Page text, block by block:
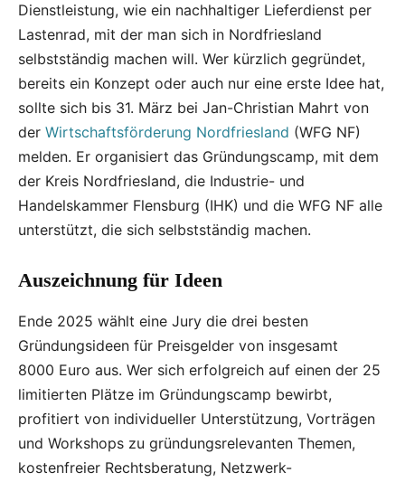
Dienstleistung, wie ein nachhaltiger Lieferdienst per
Lastenrad, mit der man sich in Nordfriesland
selbstständig machen will. Wer kürzlich gegründet,
bereits ein Konzept oder auch nur eine erste Idee hat,
sollte sich bis 31. März bei Jan-Christian Mahrt von
der Wirtschaftsförderung Nordfriesland (WFG NF)
melden. Er organisiert das Gründungscamp, mit dem
der Kreis Nordfriesland, die Industrie- und
Handelskammer Flensburg (IHK) und die WFG NF alle
unterstützt, die sich selbstständig machen.
Auszeichnung für Ideen
Ende 2025 wählt eine Jury die drei besten
Gründungsideen für Preisgelder von insgesamt
8000 Euro aus. Wer sich erfolgreich auf einen der 25
limitierten Plätze im Gründungscamp bewirbt,
profitiert von individueller Unterstützung, Vorträgen
und Workshops zu gründungsrelevanten Themen,
kostenfreier Rechtsberatung, Netzwerk-